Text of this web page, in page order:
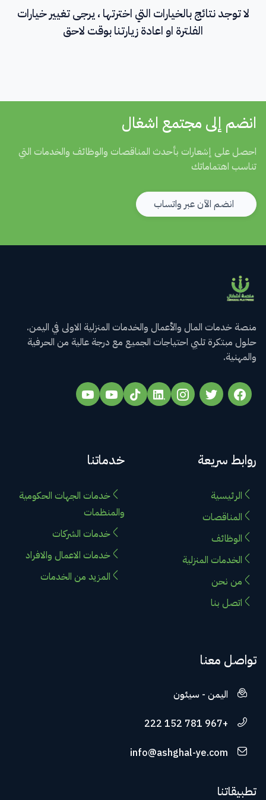
لا توجد نتائج بالخيارات التي اخترتها ، يرجى تغيير خيارات
الفلترة او اعادة زيارتنا بوقت لاحق
انضم إلى مجتمع اشغال
احصل على إشعارات بأحدث المناقصات والوظائف والخدمات التي
تناسب اهتماماتك
انضم الآن عبر واتساب
منصة خدمات المال والأعمال والخدمات المنزلية الاولى في اليمن.
حلول مبتكرة تلبي احتياجات الجميع مع درجة عالية من الحرفية
والمهنية.
روابط سريعة
الرئيسية
المناقصات
الوظائف
الخدمات المنزلية
من نحن
اتصل بنا
خدماتنا
خدمات الجهات الحكومية
والمنظمات
خدمات الشركات
خدمات الاعمال والافراد
المزيد من الخدمات
تواصل معنا
اليمن - سيئون
+967 781 152 222
info@ashghal-ye.com
تطبيقاتنا